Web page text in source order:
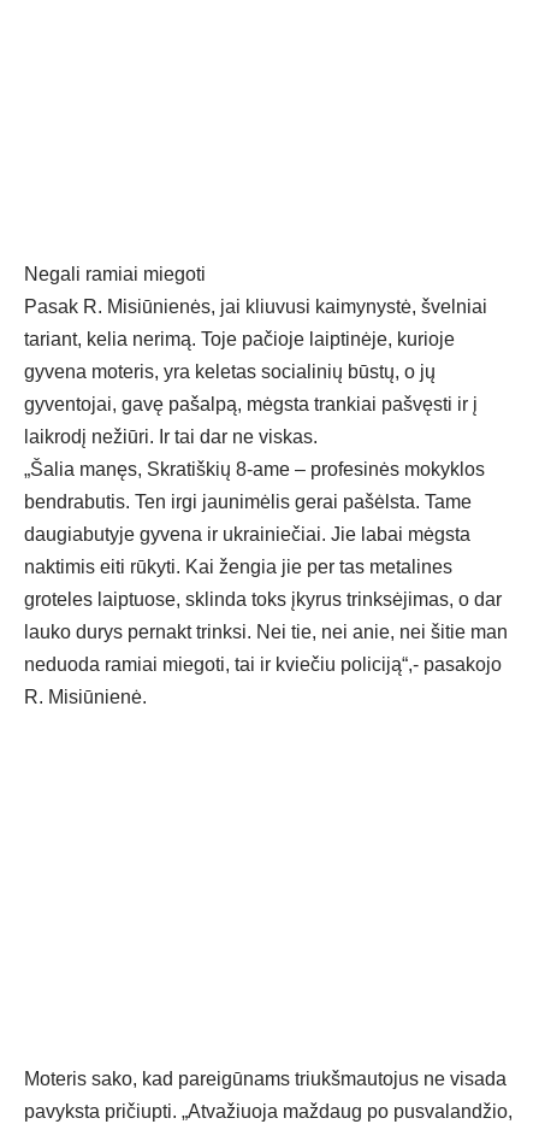
Negali ramiai miegoti
Pasak R. Misiūnienės, jai kliuvusi kaimynystė, švelniai
tariant, kelia nerimą. Toje pačioje laiptinėje, kurioje
gyvena moteris, yra keletas socialinių būstų, o jų
gyventojai, gavę pašalpą, mėgsta trankiai pašvęsti ir į
laikrodį nežiūri. Ir tai dar ne viskas.
„Šalia manęs, Skratiškių 8-ame – profesinės mokyklos
bendrabutis. Ten irgi jaunimėlis gerai pašėlsta. Tame
daugiabutyje gyvena ir ukrainiečiai. Jie labai mėgsta
naktimis eiti rūkyti. Kai žengia jie per tas metalines
groteles laiptuose, sklinda toks įkyrus trinksėjimas, o dar
lauko durys pernakt trinksi. Nei tie, nei anie, nei šitie man
neduoda ramiai miegoti, tai ir kviečiu policiją“,- pasakojo
R. Misiūnienė.
Moteris sako, kad pareigūnams triukšmautojus ne visada
pavyksta pričiupti. „Atvažiuoja maždaug po pusvalandžio,